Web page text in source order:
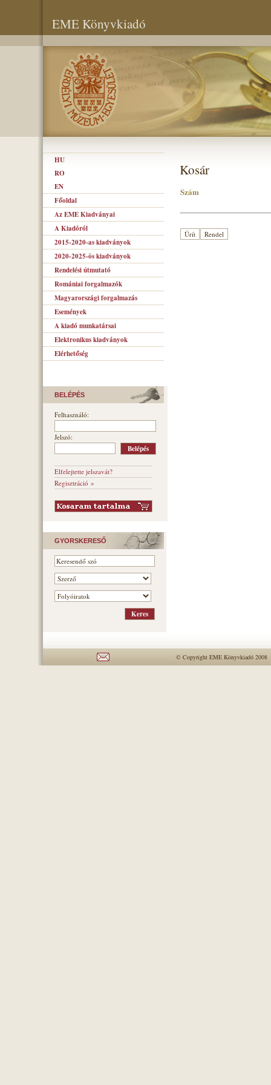
EME Könyvkiadó
HU
RO
EN
Főoldal
Az EME Kiadványai
A Kiadóról
2015-2020-as kiadványok
2020-2025-ös kiadványok
Rendelési útmutató
Romániai forgalmazók
Magyarországi forgalmazás
Események
A kiadó munkatársai
Elektronikus kiadványok
Elérhetőség
BELÉPÉS
Felhasználó:
Jelszó:
Elfelejtette jelszavát?
Regisztráció »
GYORSKERESŐ
Kosár
Szám
© Copyright EME Könyvkiadó 2008